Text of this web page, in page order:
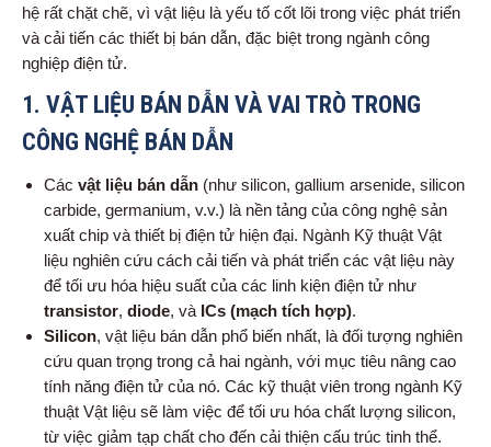
hệ rất chặt chẽ, vì vật liệu là yếu tố cốt lõi trong việc phát triển
và cải tiến các thiết bị bán dẫn, đặc biệt trong ngành công
nghiệp điện tử.
1. VẬT LIỆU BÁN DẪN VÀ VAI TRÒ TRONG
CÔNG NGHỆ BÁN DẪN
Các vật liệu bán dẫn (như silicon, gallium arsenide, silicon
carbide, germanium, v.v.) là nền tảng của công nghệ sản
xuất chip và thiết bị điện tử hiện đại. Ngành Kỹ thuật Vật
liệu nghiên cứu cách cải tiến và phát triển các vật liệu này
để tối ưu hóa hiệu suất của các linh kiện điện tử như
transistor, diode, và ICs (mạch tích hợp).
Silicon, vật liệu bán dẫn phổ biến nhất, là đối tượng nghiên
cứu quan trọng trong cả hai ngành, với mục tiêu nâng cao
tính năng điện tử của nó. Các kỹ thuật viên trong ngành Kỹ
thuật Vật liệu sẽ làm việc để tối ưu hóa chất lượng silicon,
từ việc giảm tạp chất cho đến cải thiện cấu trúc tinh thể.